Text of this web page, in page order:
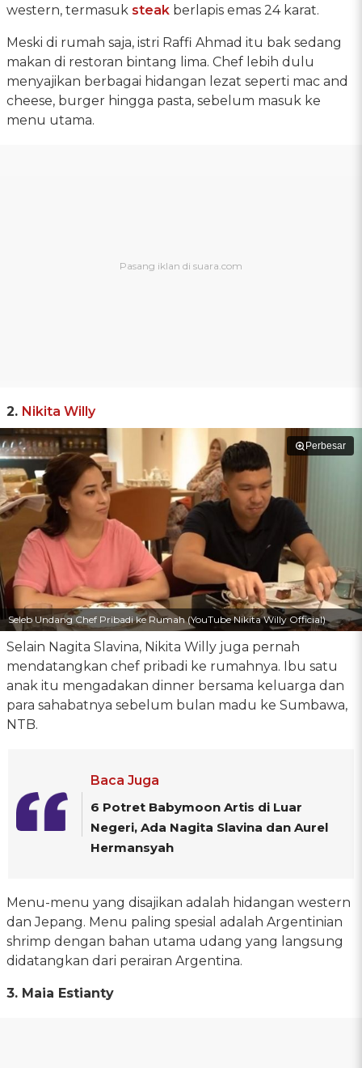
western, termasuk steak berlapis emas 24 karat.
Meski di rumah saja, istri Raffi Ahmad itu bak sedang
makan di restoran bintang lima. Chef lebih dulu
menyajikan berbagai hidangan lezat seperti mac and
cheese, burger hingga pasta, sebelum masuk ke
menu utama.
2. Nikita Willy
Perbesar
Seleb Undang Chef Pribadi ke Rumah (YouTube Nikita Willy Official)
Selain Nagita Slavina, Nikita Willy juga pernah
mendatangkan chef pribadi ke rumahnya. Ibu satu
anak itu mengadakan dinner bersama keluarga dan
para sahabatnya sebelum bulan madu ke Sumbawa,
NTB.
Baca Juga
6 Potret Babymoon Artis di Luar
Negeri, Ada Nagita Slavina dan Aurel
Hermansyah
Menu-menu yang disajikan adalah hidangan western
dan Jepang. Menu paling spesial adalah Argentinian
shrimp dengan bahan utama udang yang langsung
didatangkan dari perairan Argentina.
3. Maia Estianty